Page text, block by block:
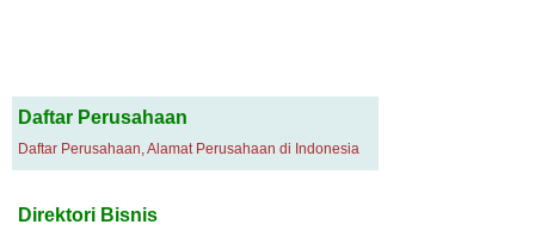
Daftar Perusahaan
Daftar Perusahaan, Alamat Perusahaan di Indonesia
Direktori Bisnis